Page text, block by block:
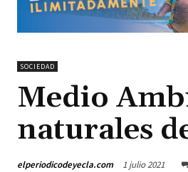
SOCIEDAD
Medio
naturales
elperiodicodeyecla.com 1 julio 2021